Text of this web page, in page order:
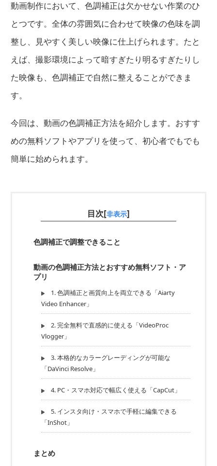
動画制作において、色調補正は欠かせない作業のひ
とつです。全体の雰囲気に合わせて映像の色味を調
整し、見やすく美しい映像に仕上げられます。たと
えば、撮影環境によって暗すぎたり明るすぎたりし
た映像も、色調補正で自然に整えることができま
す。
今回は、動画の色調補正方法を紹介します。おすす
めの無料ソフトやアプリを使って、初心者でもでも
簡単に始められます。
目次[非表示]
色調補正で調整できること
動画の色調補正方法とおすすめ無料ソフト・ア
プリ
1. 色調補正と画質向上を両立できる「Aiarty
Video Enhancer」
2. 完全無料で直感的に使える「VideoProc
Vlogger」
3. 本格的なカラーグレーディングが可能な
「DaVinci Resolve」
4. PC・スマホ対応で幅広く使える「CapCut」
5. インスタ向け・スマホで手軽に編集できる
「InShot」
まとめ